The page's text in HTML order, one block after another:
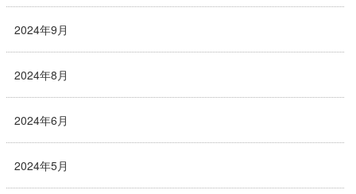
2024年9月
2024年8月
2024年6月
2024年5月